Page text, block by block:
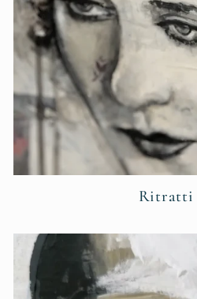
Ritratti